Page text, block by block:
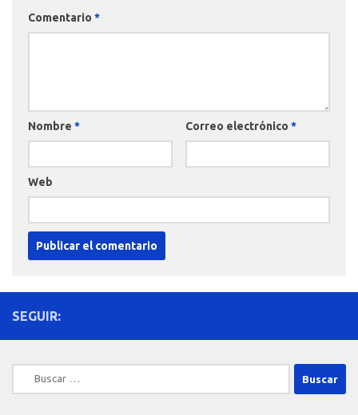
Comentario *
Nombre * Correo electrónico *
Web
SEGUIR:
Buscar: